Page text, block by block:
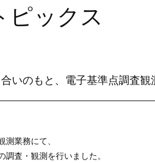
ピックス
いのもと、電子基準点調査観
測業務にて、
査・観測を行いました。